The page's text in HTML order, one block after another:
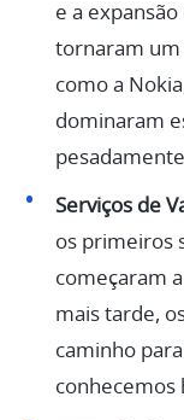
e a
tornaram um
como a
dominaram
Serviços de
os primeiros
começaram
mais tarde,
caminho
conhecemos